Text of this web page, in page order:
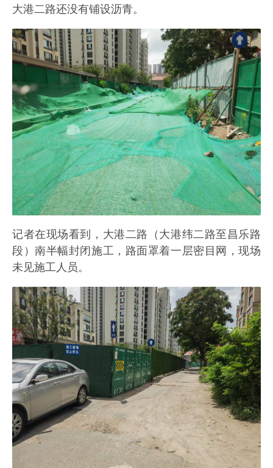
大港二路还没有铺设沥青。
记者在现场看到，大港二路（大港纬二路至昌乐路
段）南半幅封闭施工，路面罩着一层密目网，现场
未见施工人员。